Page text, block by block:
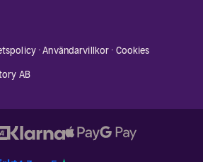
·Användarvillkor · Cookies
AB